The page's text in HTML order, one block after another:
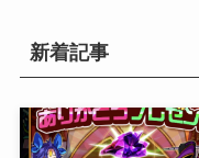
新着記事